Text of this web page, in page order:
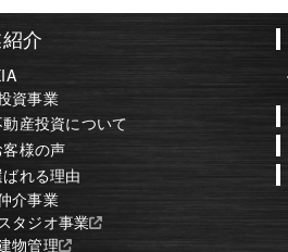
介
資事業
産投資について
客様の声
れる理由
介事業
タジオ事業
物管理